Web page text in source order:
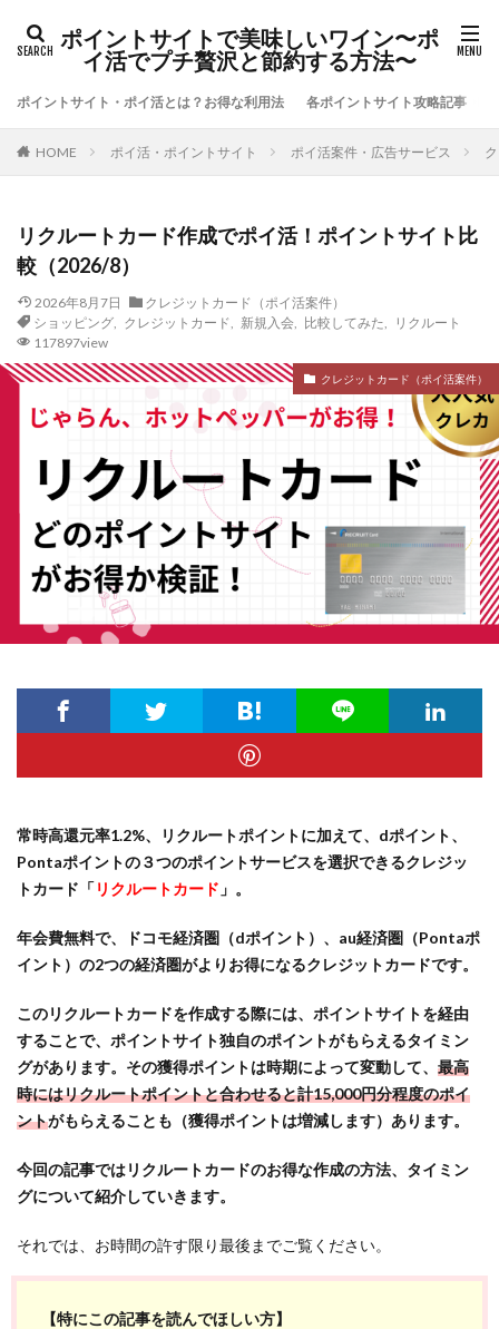
ポイントサイトで美味しいワイン〜ポ
イ活でプチ贅沢と節約する方法〜
ポイントサイト・ポイ活とは？お得な利用法 各ポイントサイト攻略記事
HOME ポイ活・ポイントサイト ポイ活案件・広告サービス
リクルートカード作成でポイ活！ポイントサイト比
較（2026/8）
2026年8月7日
クレジットカード（ポイ活案件）
ショッピング, クレジットカード 新規入会, 比較してみた
リクルート
117897view
クレジットカード（ポイ活案件）
常時高還元率1.2%、リクルートポイントに加えて、dポイント、
Pontaポイントの３つのポイントサービスを選択できるクレジッ
トカード「リクルートカード 」。
年会費無料で、ドコモ経済圏（dポイント）、au経済圏（Pontaポ
イント）の2つの経済圏がよりお得になるクレジットカードです。
このリクルートカードを作成する際には、ポイントサイトを経由
することで、ポイントサイト独自のポイントがもらえるタイミン
グがあります。その獲得ポイントは時期によって変動して、 最高
時にはリクルートポイントと合わせると計15,000円分程度のポイ
ントがもらえることも（獲得ポイントは増減します）あります。
今回の記事ではリクルートカードのお得な作成の方法、タイミン
グについて紹介していきます。
それでは、お時間の許す限り最後までご覧ください。
【特にこの記事を読んでほしい方】